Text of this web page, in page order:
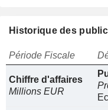
Historique des
Période Fiscale
Chiffre d'affaires
Millions EUR